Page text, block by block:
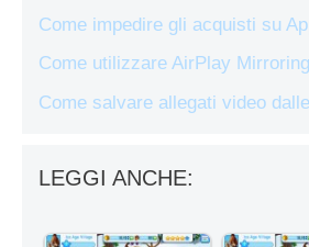
Come impedire gli acquisti su
Come utilizzare AirPlay Mirroring
Come salvare allegati video
LEGGI ANCHE: